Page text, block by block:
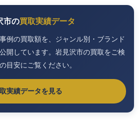
市の買取実績データ
例の買取額を、ジャンル別・ブランド
開しています。岩見沢市の買取をご検
目安にご覧ください。
実績データを見る